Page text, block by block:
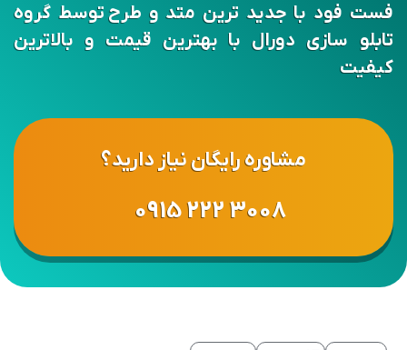
فست فود با جدید ترین متد و طرح توسط گروه
تابلو سازی دورال با بهترین قیمت و بالاترین
کیفیت
مشاوره رایگان نیاز دارید؟
0915 222 3008